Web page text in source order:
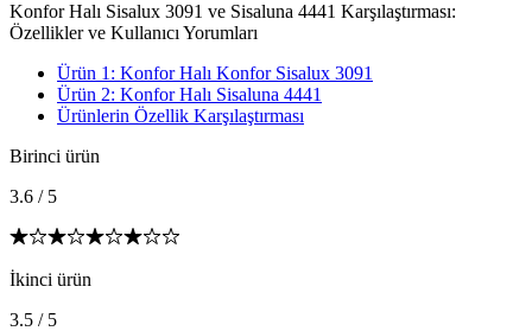
Konfor Halı Sisalux 3091 ve Sisaluna 4441 Karşılaştırması:
Özellikler ve Kullanıcı Yorumları
Ürün 1: Konfor Halı Konfor Sisalux 3091
Ürün 2: Konfor Halı Sisaluna 4441
Ürünlerin Özellik Karşılaştırması
Birinci ürün
3.6 / 5
İkinci ürün
3.5 / 5